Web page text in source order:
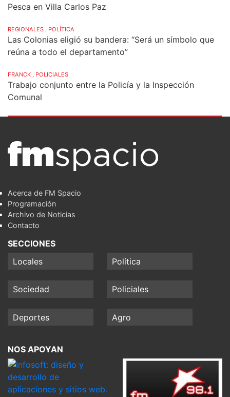
Pesca en Villa Carlos Paz
REGIONALES , POLÍTICA
Las Colonias eligió su bandera: “Será un símbolo que
reúna a todo el departamento”
FRANCK , POLICIALES
Trabajo conjunto entre la Policía y la Inspección
Comunal
Acerca de FM Spacio
Programación
Archivo de Noticias
Contacto
SECCIONES
Locales
Política
Sociedad Policiales
Deportes Agro
NOS APOYAN